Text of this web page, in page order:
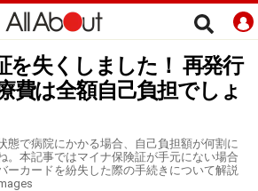
を失くしました！ 再発行
費は全額自己負担でしょ
態で病院にかかる場合、自己負担額が何割に
。本記事ではマイナ保険証が手元にない場合
ーカードを紛失した際の手続きについて解説